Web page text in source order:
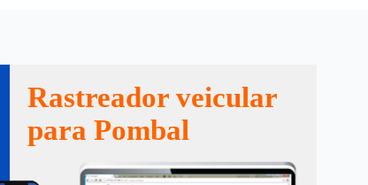
Rastreador veicular
para Pombal